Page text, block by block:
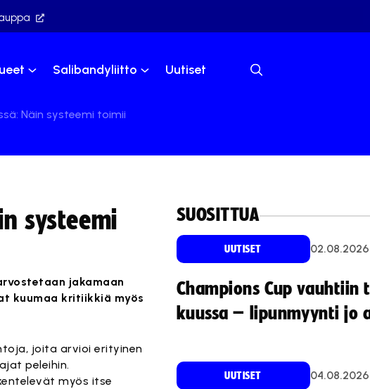
Salibandyliitto Uutiset
Näin systeemi toimii
systeemi
jakamaan
kuumaa kritiikkiä myös
joita arvioi erityinen
peleihin.
myös itse
SUOSITTUA
UUTISET 02.08.2026
Champions Cup vauhtiin
kuussa – lipunmyynti jo
UUTISET 04.08.2026